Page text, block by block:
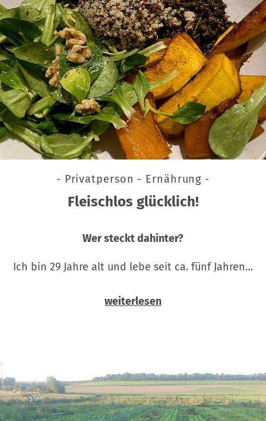
- Privatperson - Ernährung -
Fleischlos glücklich!
Wer steckt dahinter?
Ich bin 29 Jahre alt und lebe seit ca. fünf Jahren…
weiterlesen